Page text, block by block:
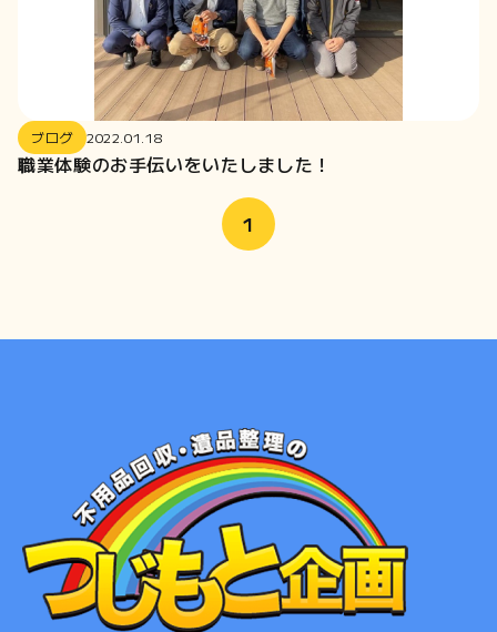
2025-03
2025-02
2025-01
2024-12
2024-10
2022-10
2022-09
2022-08
2022-05
2022-03
ブログ 2022.01.18
職業体験のお手伝いをいたしました！
1